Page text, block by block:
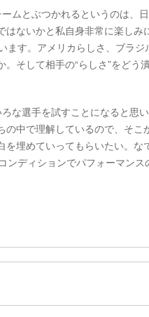
ムとぶつかれるというのは、
ないかと私自身非常に楽しみ
ます。アメリカらしさ、ブラジ
そして相手の“らしさ”をどう
な選手を試すことになると思
中で理解しているので、そこ
埋めていってもらいたい。な
ンディションでパフォーマンス